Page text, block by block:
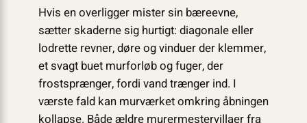
Hvis en overligger mister sin bæreevne,
sætter skaderne sig hurtigt: diagonale eller
lodrette revner, døre og vinduer der klemmer,
et svagt buet murforløb og fuger, der
frostsprænger, fordi vand trænger ind. I
værste fald kan murværket omkring åbningen
kollapse. Både ældre murermestervillaer fra